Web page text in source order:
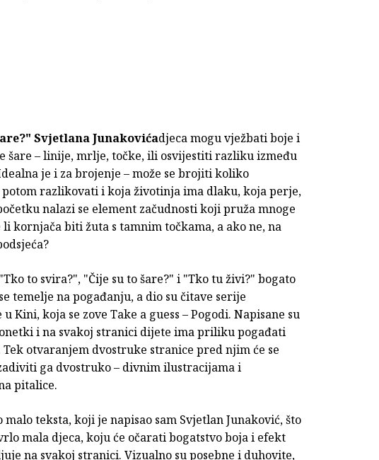
Svjetlana Junakovićadjeca mogu vježbati boje i
šare – linije, mrlje, točke, ili osvijestiti razliku između
je i za brojenje – može se brojiti koliko
razlikovati i koja životinja ima dlaku, koja perje,
nalazi se element začudnosti koji pruža mnoge
li kornjača biti žuta s tamnim točkama, a ako ne, na
to svira?", "Čije su to šare?" i "Tko tu živi?" bogato
temelje na pogađanju, a dio su čitave serije
Kini, koja se zove Take a guess – Pogodi. Napisane su
i na svakoj stranici dijete ima priliku pogađati
otvaranjem dvostruke stranice pred njim će se
ga dvostruko – divnim ilustracijama i
pitalice.
teksta, koji je napisao sam Svjetlan Junaković, što
mala djeca, koju će očarati bogatstvo boja i efekt
na svakoj stranici. Vizualno su posebne i duhovite,